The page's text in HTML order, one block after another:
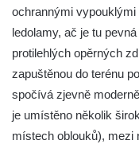
Nový silniční most
Silniční most Josefa
Silniční most přes
Železniční most
Kamenný zámecký
ochrannými
ledolamy, ač je tu
protilehlých opěrných
zapuštěnou do terénu
spočívá zjevně
je umístěno několik
místech oblouků), mezi